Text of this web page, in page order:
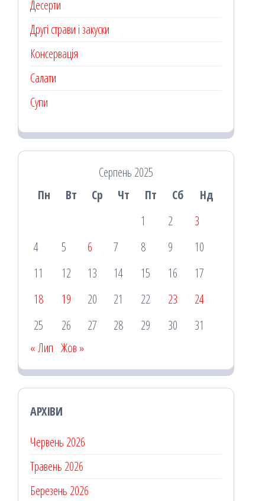
Десерти
Другі страви і закуски
Консервація
Салати
Супи
Серпень 2025
Пн
Вт Ср Чт Пт Сб
Нд
1
2
3
4
5 6 7 8 9
10
11
12 13 14 15 16
17
18
19 20 21 22 23
24
25
26 27 28 29 30
31
« Лип Жов »
АРХІВИ
Червень 2026
Травень 2026
Березень 2026